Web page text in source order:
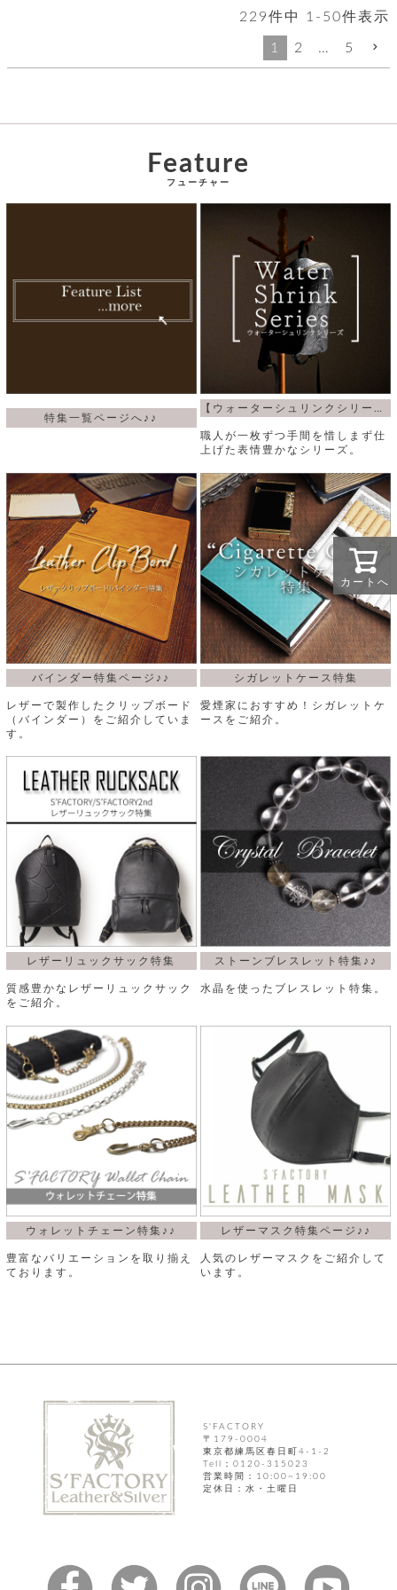
229件中 1 - 50件表示
1 2 … 5
カートへ
フューチャー
Feature
特集一覧ページへ♪♪
職人が一枚ずつ手間を惜しまず仕
上げた表情豊かなシリーズ。
バインダー特集ページ♪♪
レザーで製作したクリップボード
（バインダー）をご紹介していま
す。
シガレットケース特集
愛煙家におすすめ！シガレットケ
ースをご紹介。
レザーリュックサック特集
質感豊かなレザーリュックサック
をご紹介。
ストーンブレスレット特集♪♪
水晶を使ったブレスレット特集。
ウォレットチェーン特集♪♪
豊富なバリエーションを取り揃え
ております。
レザーマスク特集ページ♪♪
人気のレザーマスクをご紹介して
います。
S'FACTORY
〒179-0004
東京都練馬区春日町4-1-2
Tell：0120-315023
営業時間：10:00~19:00
定休日：水・土曜日